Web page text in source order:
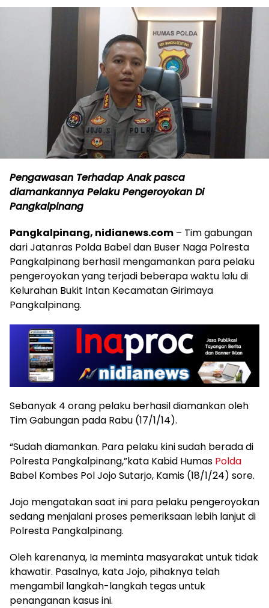
Pengawasan Terhadap Anakpasca
diamankannya Pelaku Pengeroyokan Di
Pangkalpinang
Pangkalpinang, nidianews.com – Tim gabungan
dari Jatanras Polda Babel dan Buser Naga Polresta
Pangkalpinang berhasil mengamankan para pelaku
pengeroyokan yang terjadi beberapa waktu lalu di
Kelurahan Bukit Intan Kecamatan Girimaya
Pangkalpinang.
Sebanyak 4 orang pelaku berhasil diamankan oleh
Tim Gabungan pada Rabu (17/1/14).
“Sudah diamankan. Para pelaku kini sudah berada di
Polresta Pangkalpinang,”kata Kabid Humas Polda
Babel Kombes Pol Jojo Sutarjo, Kamis (18/1/24) sore.
Jojo mengatakan saat ini para pelaku pengeroyokan
sedang menjalani proses pemeriksaan lebih lanjut di
Polresta Pangkalpinang.
Oleh karenanya, Ia meminta masyarakat untuk tidak
khawatir. Pasalnya, kata Jojo, pihaknya telah
mengambil langkah-langkah tegas untuk
penanganan kasus ini.